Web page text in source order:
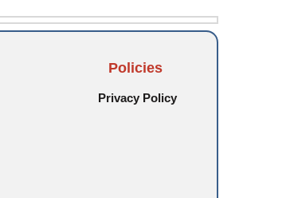
Policies
Privacy Policy